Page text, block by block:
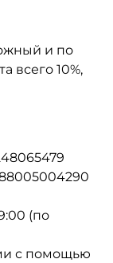
и по
всего 10%,
(по
с помощью